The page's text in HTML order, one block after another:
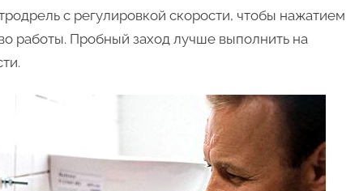
с регулировкой скорости, чтобы нажатием
работы. Пробный заход лучше выполнить на